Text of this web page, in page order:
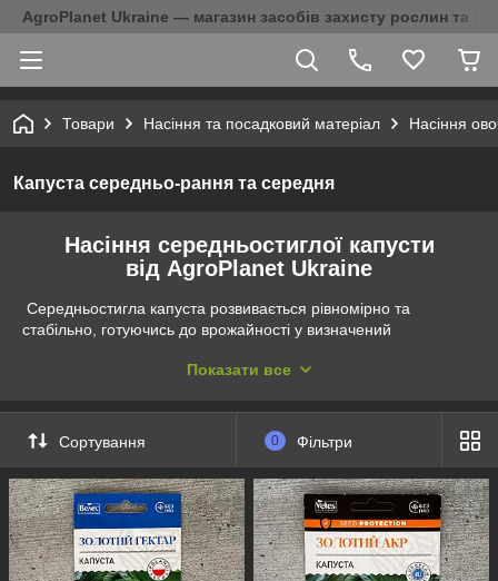
AgroPlanet Ukraine — магазин засобів захисту рослин та
Товари Насіння та посадковий матеріал Насіння
Капуста середньо-рання та середня
Насіння середньостиглої капусти
від AgroPlanet Ukraine
Середньостигла капуста розвивається рівномірно та
стабільно, готуючись до врожайності у визначений
страв, від солатів до тушених чи запечених страв.
капусти, яка стане ідеальним вибором для тих, хто шукає
гармонію смаку та стійкість врожаю. Сорти Глорія, Глоуб
Мастер та Золотий гектар відзначаються високими
показниками врожайності та вражають вишуканим
смаком. Завдяки їх властивостям вирощування, ви зможете
насолоджуватися стравами з найсвіжішою та найсмачнішою
капустою.
Показати все
Сортування 0 Фільтри